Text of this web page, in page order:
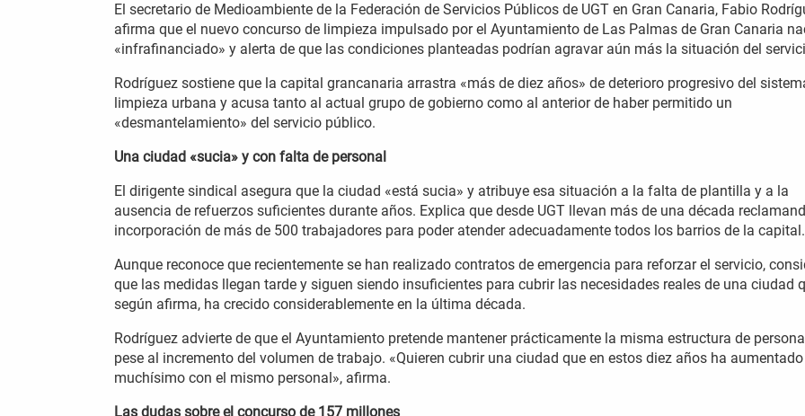
El secretario de Medioambiente de la Federación de Servicios Públicos de UGT en Gran Canaria, Fabio
afirma que el nuevo concurso de limpieza impulsado por el Ayuntamiento de Las Palmas de Gran Canaria
«infrafinanciado» y alerta de que las condiciones planteadas podrían agravar aún más la situación del
Rodríguez sostiene que la capital grancanaria arrastra «más de diez años» de deterioro progresivo del
limpieza urbana y acusa tanto al actual grupo de gobierno como al anterior de haber permitido un
«desmantelamiento» del servicio público.
Una ciudad «sucia» y con falta de personal
El dirigente sindical asegura que la ciudad «está sucia» y atribuye esa situación a la falta de plantilla y a la
ausencia de refuerzos suficientes durante años. Explica que desde UGT llevan más de una década
incorporación de más de 500 trabajadores para poder atender adecuadamente todos los barrios de la capital.
Aunque reconoce que recientemente se han realizado contratos de emergencia para reforzar el servicio,
que las medidas llegan tarde y siguen siendo insuficientes para cubrir las necesidades reales de una ciudad
según afirma, ha crecido considerablemente en la última década.
Rodríguez advierte de que el Ayuntamiento pretende mantener prácticamente la misma estructura de
pese al incremento del volumen de trabajo. «Quieren cubrir una ciudad que en estos diez años ha aumentado
muchísimo con el mismo personal», afirma.
Las dudas sobre el concurso de 157 millones